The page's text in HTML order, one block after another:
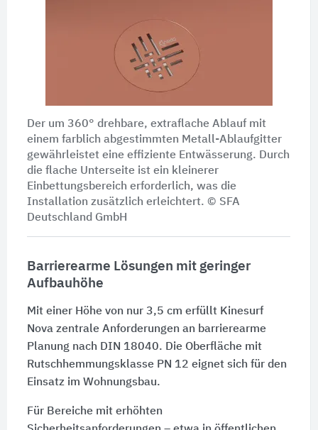
Der um 360° drehbare, extraflache Ablauf mit
einem farblich abgestimmten Metall-Ablaufgitter
gewährleistet eine effiziente Entwässerung. Durch
die flache Unterseite ist ein kleinerer
Einbettungsbereich erforderlich, was die
Installation zusätzlich erleichtert. © SFA
Deutschland GmbH
Barrierearme Lösungen mit geringer
Aufbauhöhe
Mit einer Höhe von nur 3,5 cm erfüllt Kinesurf
Nova zentrale Anforderungen an barrierearme
Planung nach DIN 18040. Die Oberfläche mit
Rutschhemmungsklasse PN 12 eignet sich für den
Einsatz im Wohnungsbau.
Für Bereiche mit erhöhten